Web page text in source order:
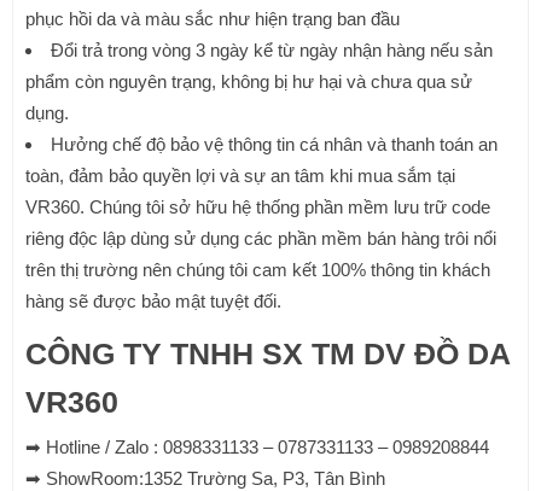
phục hồi da và màu sắc như hiện trạng ban đầu
Đổi trả trong vòng 3 ngày kể từ ngày nhận hàng nếu sản
phẩm còn nguyên trạng, không bị hư hại và chưa qua sử
dụng.
Hưởng chế độ bảo vệ thông tin cá nhân và thanh toán an
toàn, đảm bảo quyền lợi và sự an tâm khi mua sắm tại
VR360. Chúng tôi sở hữu hệ thống phần mềm lưu trữ code
riêng độc lập dùng sử dụng các phần mềm bán hàng trôi nổi
trên thị trường nên chúng tôi cam kết 100% thông tin khách
hàng sẽ được bảo mật tuyệt đối.
CÔNG TY TNHH SX TM DV ĐỒ DA
VR360
➡ Hotline / Zalo : 0898331133 – 0787331133 – 0989208844
➡ ShowRoom:1352 Trường Sa, P3, Tân Bình